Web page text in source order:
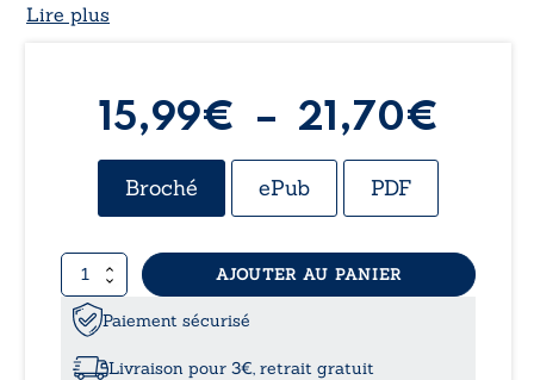
Lire plus
15,99€ – 21,70€
de
Broché ePub PDF
quantité
de
Qui
doit
se
AJOUTER AU PANIER
Paiement sécurisé
Livraison pour 3€, retrait gratuit